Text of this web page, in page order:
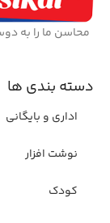
محاسن ما را به
دسته بندی ها
اداری و بایگانی
نوشت افزار
کودک